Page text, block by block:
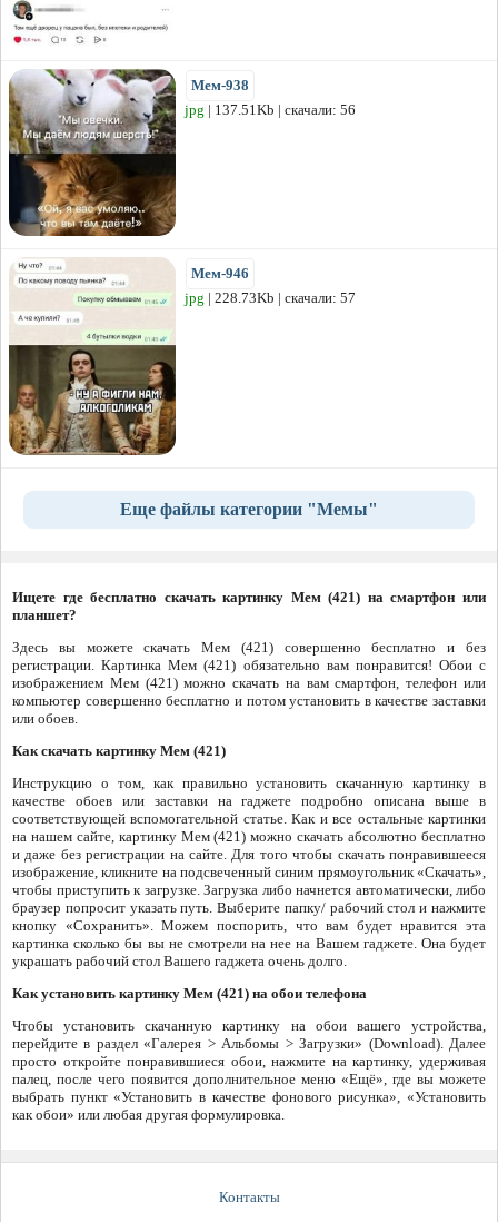
Мем-938
jpg | 137.51Kb | скачали: 56
Мем-946
jpg | 228.73Kb | скачали: 57
Еще файлы категории "Мемы"
Ищете где бесплатно скачать картинку Мем (421) на смартфон или
планшет?
Здесь вы можете скачать Мем (421) совершенно бесплатно и без
регистрации. Картинка Мем (421) обязательно вам понравится! Обои с
изображением Мем (421) можно скачать на вам смартфон, телефон или
компьютер совершенно бесплатно и потом установить в качестве заставки
или обоев.
Как скачать картинку Мем (421)
Инструкцию о том, как правильно установить скачанную картинку в
качестве обоев или заставки на гаджете подробно описана выше в
соответствующей вспомогательной статье. Как и все остальные картинки
на нашем сайте, картинку Мем (421) можно скачать абсолютно бесплатно
и даже без регистрации на сайте. Для того чтобы скачать понравившееся
изображение, кликните на подсвеченный синим прямоугольник «Скачать»,
чтобы приступить к загрузке. Загрузка либо начнется автоматически, либо
браузер попросит указать путь. Выберите папку/ рабочий стол и нажмите
кнопку «Сохранить». Можем поспорить, что вам будет нравится эта
картинка сколько бы вы не смотрели на нее на Вашем гаджете. Она будет
украшать рабочий стол Вашего гаджета очень долго.
Как установить картинку Мем (421) на обои телефона
Чтобы установить скачанную картинку на обои вашего устройства,
перейдите в раздел «Галерея > Альбомы > Загрузки» (Download). Далее
просто откройте понравившиеся обои, нажмите на картинку, удерживая
палец, после чего появится дополнительное меню «Ещё», где вы можете
выбрать пункт «Установить в качестве фонового рисунка», «Установить
как обои» или любая другая формулировка.
Контакты